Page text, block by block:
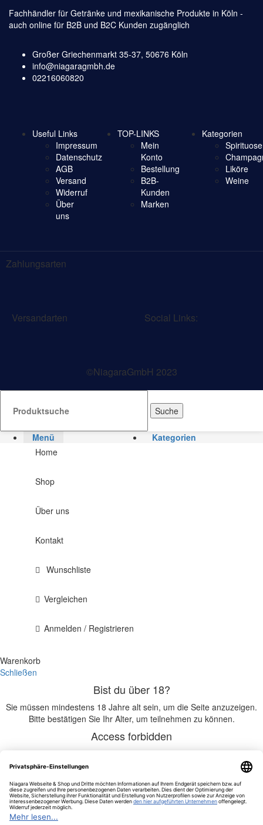
Fachhändler für Getränke und mexikanische Produkte in Köln -
auch online für B2B und B2C Kunden zugänglich
Großer Griechenmarkt 35-37, 50676 Köln
info@niagaragmbh.de
02216060820
Useful Links
Impressum
Datenschutz
AGB
Versand
Widerruf
Über
uns
TOP-LINKS
Mein
Konto
Bestellung
B2B-
Kunden
Marken
Kategorien
Liköre
Weine
Zahlungsarten
Versandarten Social Links:
©NiagaraGmbH 2023
Suche
Menü
Kategorien
Home
Shop
Über uns
Kontakt
Wunschliste
Vergleichen
Anmelden / Registrieren
Warenkorb
Schließen
Bist du über 18?
Sie müssen mindestens 18 Jahre alt sein, um die Seite anzuzeigen.
Bitte bestätigen Sie Ihr Alter, um teilnehmen zu können.
Access forbidden
Chantré 36% 0,70